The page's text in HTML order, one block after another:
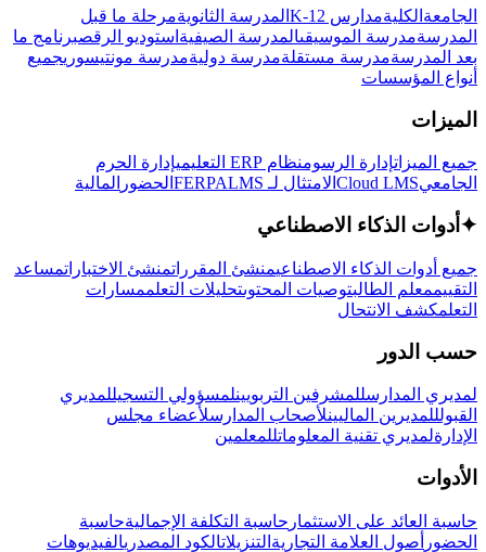
الجامعة الكليةمدارس K-12 المدرسة الثانويةمرحلة ما قبل
المدرسةمدرسة الموسيقىالمدرسة الصيفية استوديو الرقصبرنامج ما
بعد المدرسةمدرسة مستقلةمدرسة دوليةمدرسة مونتيسوريجميع
أنواع المؤسسات
الميزات
جميع الميزاتإدارة الرسومنظام ERP التعليمي
إدارة الحرم
الجامعيCloud LMS الامتثال لـ FERPA LMS الحضور المالية
✦ أدوات الذكاء الاصطناعي
جميع أدوات الذكاء الاصطناعيمنشئ المقرراتمنشئ الاختباراتمساعد
التقييممعلم الطالبتوصيات المحتوىتحليلات التعلممسارات
التعلمكشف الانتحال
حسب الدور
لمديري المدارسللمشرفين التربويينلمسؤولي التسجيللمديري
القبولللمديرين الماليينلأصحاب المدارسلأعضاء مجلس
الإدارةلمديري تقنية المعلوماتللمعلمين
الأدوات
حاسبة العائد على الاستثمار حاسبة التكلفة الإجماليةحاسبة
الحضور أصول العلامة التجارية التنزيلاتالكود المصدريالفيديوهات